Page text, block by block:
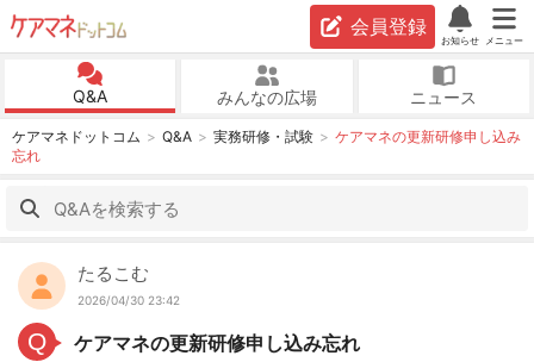
会員登録
お知らせ メニュー
Q&A みんなの広場 ニュース
ケアマネドットコム Q&A 実務研修・試験
ケアマネの更新研修申し込み
忘れ
たるこむ
2026/04/30 23:42
Q
ケアマネの更新研修申し込み忘れ